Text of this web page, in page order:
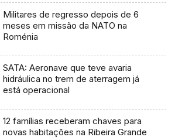
Militares de regresso depois de 6
meses em missão da NATO na
Roménia
SATA: Aeronave que teve avaria
hidráulica no trem de aterragem já
está operacional
12 famílias receberam chaves para
novas habitações na Ribeira Grande